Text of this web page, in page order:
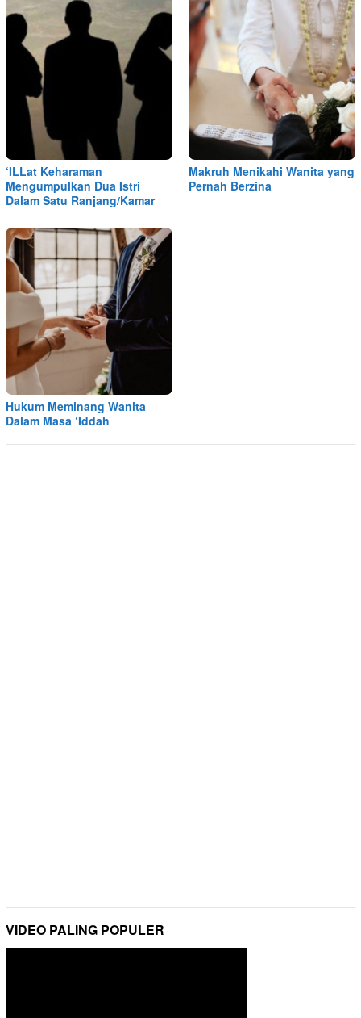
‘ILLat Keharaman
Mengumpulkan Dua Istri
Dalam Satu Ranjang/Kamar
Makruh Menikahi Wanita yang
Pernah Berzina
Hukum Meminang Wanita
Dalam Masa ‘Iddah
VIDEO PALING POPULER